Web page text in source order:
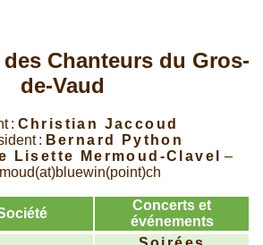
Chanteurs du Gros-
de-Vaud
: Christian Jaccoud
: Bernard Python
Lisette Mermoud-Clavel
–
Concerts et
événements